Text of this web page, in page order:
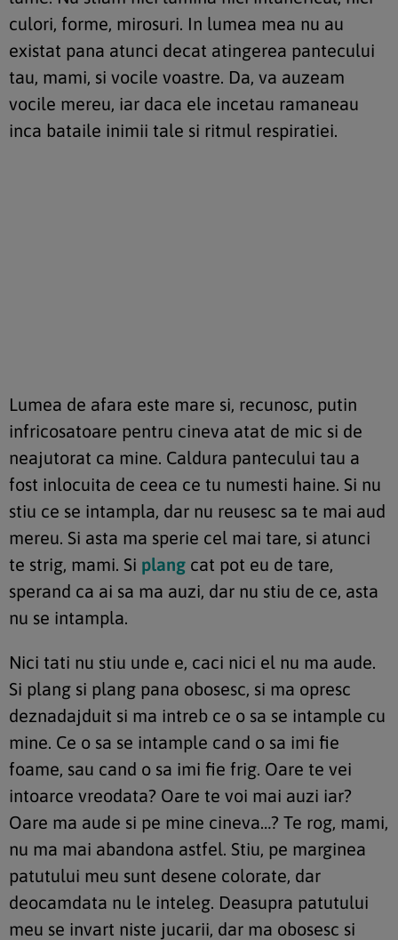
culori, forme, mirosuri. In lumea mea nu au
existat pana atunci decat atingerea pantecului
tau, mami, si vocile voastre. Da, va auzeam
vocile mereu, iar daca ele incetau ramaneau
inca bataile inimii tale si ritmul respiratiei.
Lumea de afara este mare si, recunosc, putin
infricosatoare pentru cineva atat de mic si de
neajutorat ca mine. Caldura pantecului tau a
fost inlocuita de ceea ce tu numesti haine. Si nu
stiu ce se intampla, dar nu reusesc sa te mai aud
mereu. Si asta ma sperie cel mai tare, si atunci
te strig, mami. Si plang cat pot eu de tare,
sperand ca ai sa ma auzi, dar nu stiu de ce, asta
nu se intampla.
Nici tati nu stiu unde e, caci nici el nu ma aude.
Si plang si plang pana obosesc, si ma opresc
deznadajduit si ma intreb ce o sa se intample cu
mine. Ce o sa se intample cand o sa imi fie
foame, sau cand o sa imi fie frig. Oare te vei
intoarce vreodata? Oare te voi mai auzi iar?
Oare ma aude si pe mine cineva…? Te rog, mami,
nu ma mai abandona astfel. Stiu, pe marginea
patutului meu sunt desene colorate, dar
deocamdata nu le inteleg. Deasupra patutului
meu se invart niste jucarii, dar ma obosesc si